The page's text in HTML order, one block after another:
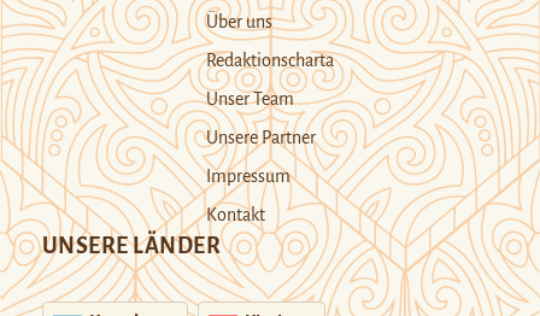
Über uns
Redaktionscharta
Unser Team
Unsere Partner
Impressum
Kontakt
UNSERE LÄNDER